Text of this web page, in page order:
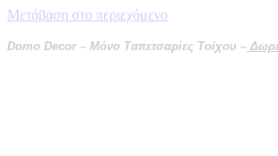
Μετάβαση στο περιεχόμενο
Domo Decor – Μόνο Ταπετσαρίες Τοίχου –